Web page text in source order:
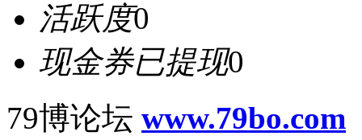
活跃度0
现金券已提现0
79博论坛 www.79bo.com